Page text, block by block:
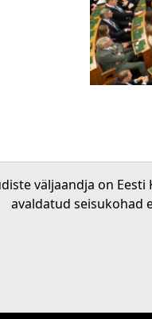
väljaandja on
avaldatud seisukohad